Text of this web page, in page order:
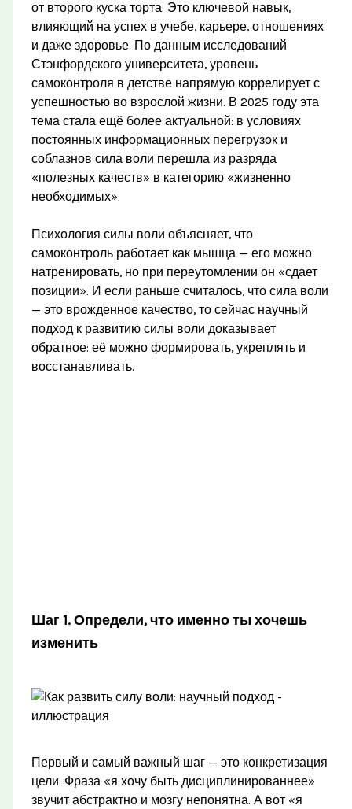
от второго куска торта. Это ключевой навык,
влияющий на успех в учебе, карьере, отношениях
и даже здоровье. По данным исследований
Стэнфордского университета, уровень
самоконтроля в детстве напрямую коррелирует с
успешностью во взрослой жизни. В 2025 году эта
тема стала ещё более актуальной: в условиях
постоянных информационных перегрузок и
соблазнов сила воли перешла из разряда
«полезных качеств» в категорию «жизненно
необходимых».
Психология силы воли объясняет, что
самоконтроль работает как мышца — его можно
натренировать, но при переутомлении он «сдает
позиции». И если раньше считалось, что сила воли
— это врожденное качество, то сейчас научный
подход к развитию силы воли доказывает
обратное: её можно формировать, укреплять и
восстанавливать.
Шаг 1. Определи, что именно ты хочешь
изменить
Первый и самый важный шаг — это конкретизация
цели. Фраза «я хочу быть дисциплинированнее»
звучит абстрактно и мозгу непонятна. А вот «я